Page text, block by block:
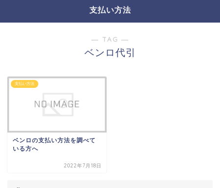
支払い方法
― TAG ―
ベンロ代引
支払い方法
ベンロの支払い方法を調べて
いる方へ
2022年7月18日